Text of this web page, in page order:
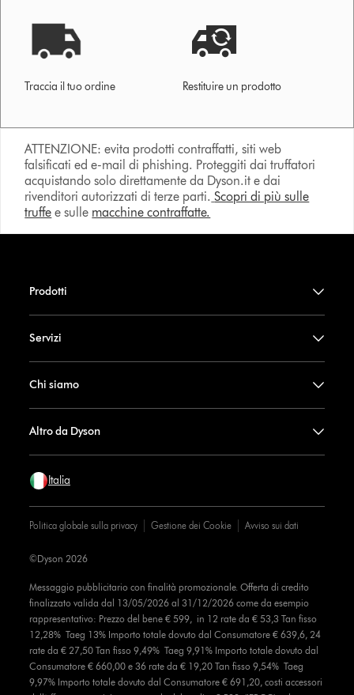
Traccia il tuo ordine Restituire un prodotto
ATTENZIONE: evita prodotti contraffatti, siti web
falsificati ed e-mail di phishing. Proteggiti dai truffatori
acquistando solo direttamente da Dyson.it e dai
rivenditori autorizzati di terze parti. Scopri di più sulle
truffe e sulle macchine contraffatte.
Prodotti
Servizi
Chi siamo
Altro da Dyson
Italia
Politica globale sulla privacy Gestione dei Cookie Avviso sui dati
Messaggio pubblicitario con finalità promozionale. Offerta di credito
finalizzato valida dal 13/05/2026 al 31/12/2026 come da esempio
rappresentativo: Prezzo del bene € 599, in 12 rate da € 53,3 Tan fisso
12,28% Taeg 13% Importo totale dovuto dal Consumatore € 639,6, 24
rate da € 27,50 Tan fisso 9,49% Taeg 9,91% Importo totale dovuto dal
Consumatore € 660,00 e 36 rate da € 19,20 Tan fisso 9,54% Taeg
9,97% Importo totale dovuto dal Consumatore € 691,20, costi accessori
©Dyson 2026